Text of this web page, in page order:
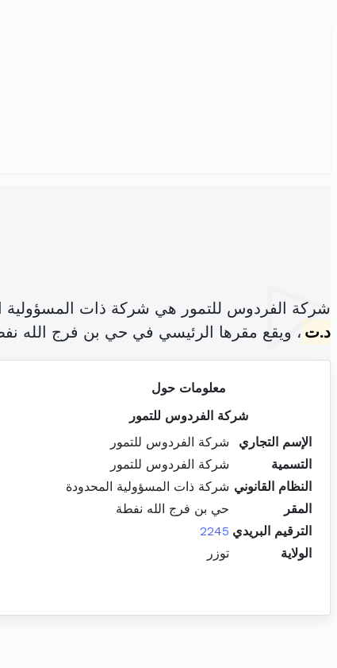
شركة الفردوس للتمور هي شركة ذات المسؤولية
د.ت ، ويقع مقرها الرئيسي في حي بن فرج الله
معلومات حول
شركة الفردوس للتمور
الإسم التجاري
شركة الفردوس للتمور
التسمية
شركة الفردوس للتمور
النظام القانوني شركة ذات المسؤولية المحدودة
المقر
حي بن فرج الله نفطة
الترقيم البريدي 2245
الولاية
توزر